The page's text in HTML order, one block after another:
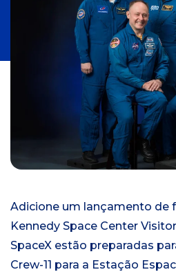
i
c
i
a
l
Adicione um lançamento de
Kennedy Space Center
SpaceX estão preparadas
Crew-11 para a Estação